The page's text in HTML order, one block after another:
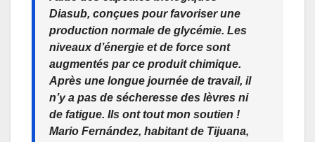
Diasub, conçues pour favoriser une
production normale de glycémie. Les
niveaux d’énergie et de force sont
augmentés par ce produit chimique.
Après une longue journée de travail, il
n’y a pas de sécheresse des lèvres ni
de fatigue. Ils ont tout mon soutien !
Mario Fernández, habitant de Tijuana,